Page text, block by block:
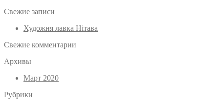
Свежие записи
Художня лавка Нітава
Свежие комментарии
Архивы
Март 2020
Рубрики